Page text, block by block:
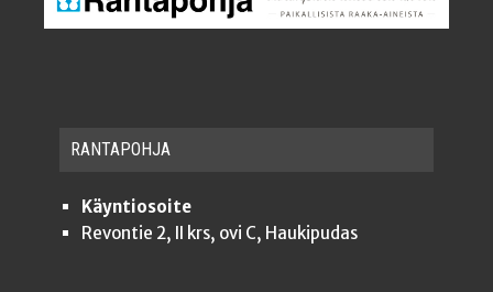
RAN­TA­POH­JA
Käyntiosoite
Revontie 2, II krs, ovi C, Haukipudas